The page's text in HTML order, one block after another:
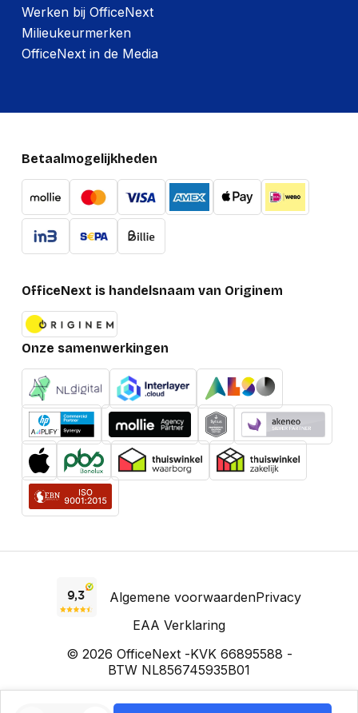
Werken bij OfficeNext
Milieukeurmerken
OfficeNext in de Media
Betaalmogelijkheden
OfficeNext is handelsnaam van Originem
Onze samenwerkingen
Algemene voorwaardenPrivacy
EAA Verklaring
© 2026 OfficeNext -KVK 66895588 -
BTW NL856745935B01
Prijzen incl. BTW, voor zakelijke klanten excl. BTW. Prijzen kunnen